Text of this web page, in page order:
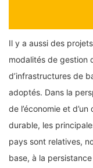
Il y a aussi des
modalités de gestion
d’infrastructures de
adoptés. Dans la
de l’économie et
durable, les
pays sont relatives,
base, à la